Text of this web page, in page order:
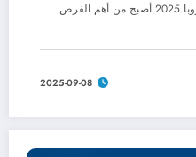
التسجيل في العمل التطوعي في أوروبا 2025 أصبح من أهم الفرص
2025-09-08